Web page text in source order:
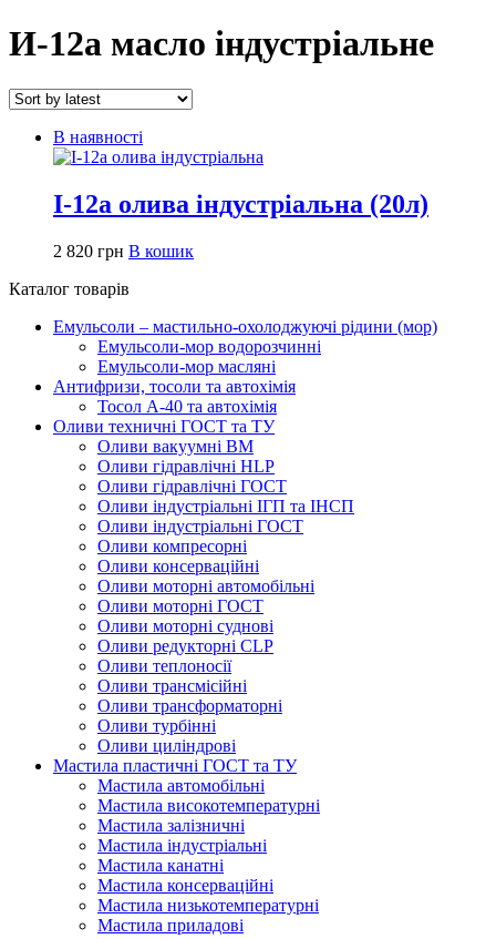
И-12а масло індустріальне
В наявності
І-12а олива індустріальна (20л)
2 820 грн В кошик
Каталог товарів
Емульсоли – мастильно-охолоджуючі рідини (мор)
Емульсоли-мор водорозчинні
Емульсоли-мор масляні
Антифризи, тосоли та автохімія
Тосол А-40 та автохімія
Оливи техничні ГОСТ та ТУ
Оливи вакуумні ВМ
Оливи гідравлічні HLP
Оливи гідравлічні ГОСТ
Оливи індустріальні ІГП та ІНСП
Оливи індустріальні ГОСТ
Оливи компресорні
Оливи консерваційні
Оливи моторні автомобільні
Оливи моторні ГОСТ
Оливи моторні суднові
Оливи редукторні CLP
Оливи теплоносії
Оливи трансмісійні
Оливи трансформаторні
Оливи турбінні
Оливи циліндрові
Мастила пластичні ГОСТ та ТУ
Мастила автомобільні
Мастила високотемпературні
Мастила залізничні
Мастила індустріальні
Мастила канатні
Мастила консерваційні
Мастила низькотемпературні
Мастила приладові